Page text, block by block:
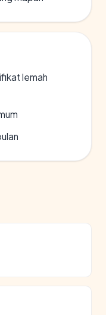
lemah